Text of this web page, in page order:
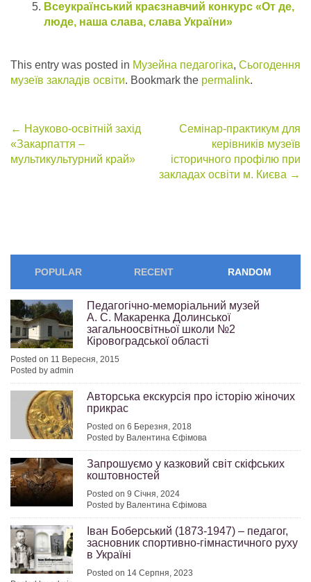
Всеукраїнський краєзнавчий конкурс «От де,
люде, наша слава, слава України»
This entry was posted in Музейна педагогіка, Сьогодення
музеїв закладів освіти. Bookmark the permalink.
Post
navigation
← Науково-освітній захід
«Закарпаття –
мультикультурний край»
Семінар-практикум для
керівників музеїв
історичного профілю при
закладах освіти м. Києва →
POPULAR RECENT RANDOM
Педагогічно-меморіальний музей
А. С. Макаренка Долинської
загальноосвітньої школи №2
Кіровоградської області
Posted on 11 Вересня, 2015
Posted by admin
Авторська екскурсія про історію жіночих
прикрас
Posted on 6 Березня, 2018
Posted by Валентина Єфімова
Запрошуємо у казковий світ скіфських
коштовностей
Posted on 9 Січня, 2024
Posted by Валентина Єфімова
Іван Боберський (1873-1947) – педагог,
засновник спортивно-гімнастичного руху
в Україні
Posted on 14 Серпня, 2023